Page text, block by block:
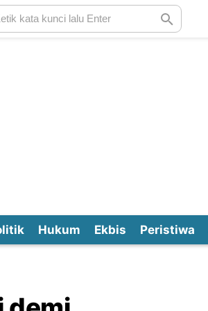
Hukum Ekbis Peristiwa